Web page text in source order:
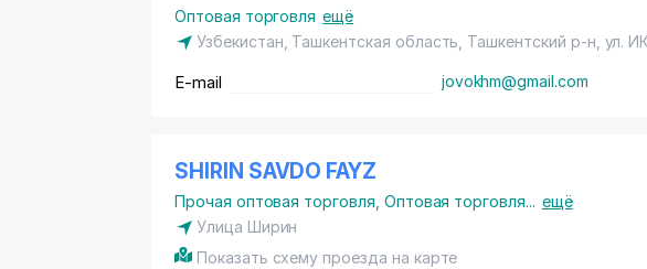
Оптовая торговля ещё
Узбекистан, Ташкентская область, Ташкентский р-н, ул.
E-mail jovokhm@gmail.com
SHIRIN SAVDO FAYZ
Прочая оптовая торговля Оптовая торговля... ещё
Улица Ширин
Показать схему проезда на карте